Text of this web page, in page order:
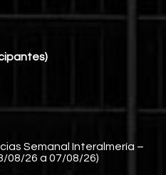
Semanal Interalmería –
08/26 a 07/08/26)